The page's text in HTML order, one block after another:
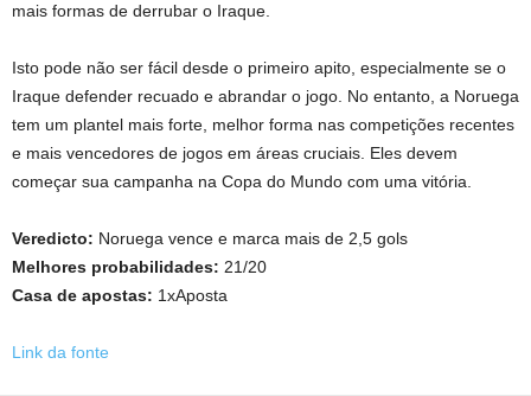
mais formas de derrubar o Iraque.
Isto pode não ser fácil desde o primeiro apito, especialmente se o
Iraque defender recuado e abrandar o jogo. No entanto, a Noruega
tem um plantel mais forte, melhor forma nas competições recentes
e mais vencedores de jogos em áreas cruciais. Eles devem
começar sua campanha na Copa do Mundo com uma vitória.
Veredicto: Noruega vence e marca mais de 2,5 gols
Melhores probabilidades: 21/20
Casa de apostas: 1xAposta
Link da fonte